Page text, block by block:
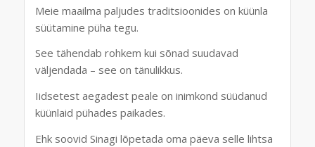
Meie maailma paljudes traditsioonides on küünla
süütamine püha tegu.
See tähendab rohkem kui sõnad suudavad
väljendada – see on tänulikkus.
Iidsetest aegadest peale on inimkond süüdanud
küünlaid pühades paikades.
Ehk soovid Sinagi lõpetada oma päeva selle lihtsa